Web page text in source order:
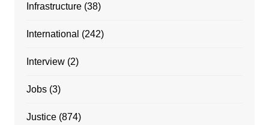
Infrastructure(38)
International (242)
Interview(2)
Jobs(3)
Justice(874)